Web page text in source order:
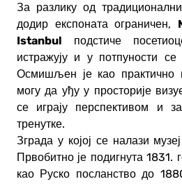
За разлику од
додир експоната ограничен,
Istanbul подстиче
истражују и у потпуности
Осмишљен је као практично
могу да уђу у просторије
се играју перспективом и
тренутке.
Зграда у којој се налази
Првобитно је подигнута 1831.
као Руско посланство до